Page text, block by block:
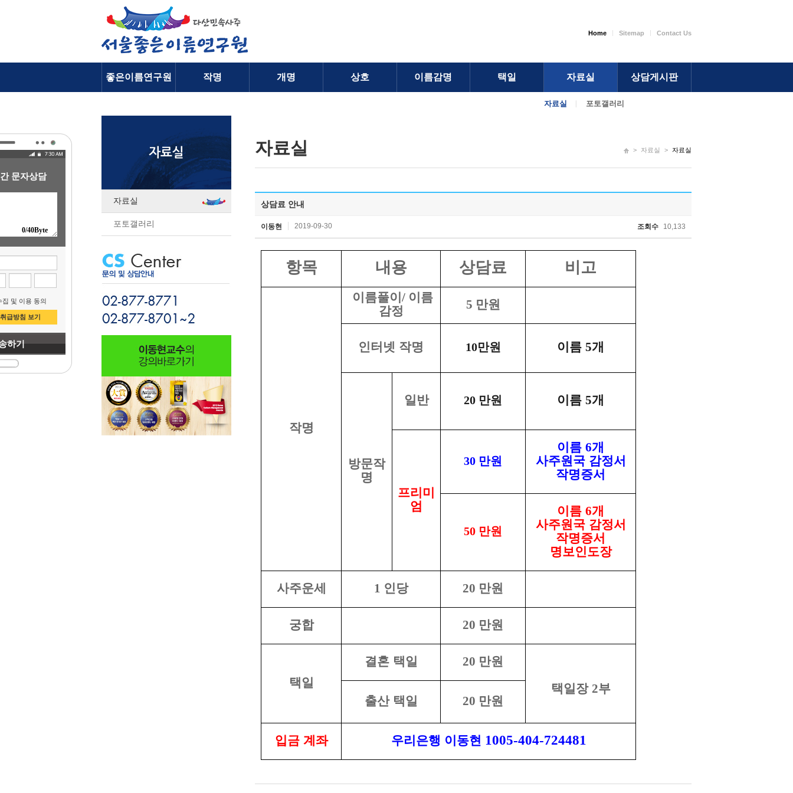
Home Sitemap Contact Us
좋은이름연구원 작명 개명 상호 이름감명 택일 자료실
자료실 포토갤러리
상담게시판
자료실
포토갤러리
자료실 > 자료실 > 자료실
상담료 안내
이동현 2019-09-30 조회수 10,133
항목 내용 상담료 비고
작명
이름풀이/ 이름
감정
5 만원
인터넷 작명 10만원 이름 5개
방문작
명
일반 20 만원 이름 5개
프리미
엄
30 만원
이름 6개
사주원국 감정서
작명증서
50 만원
이름 6개
사주원국 감정서
작명증서
명보인도장
사주운세 1 인당 20 만원
궁합 20 만원
택일
결혼 택일 20 만원
택일장 2부
출산 택일
20 만원
입금 계좌 우리은행 이동현 1005-404-724481
문자상담
0/40Byte
집 및 이용 동의
급방침 보기